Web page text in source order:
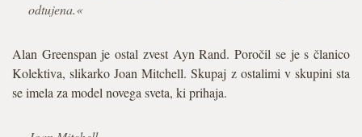
odtujena.«
Alan Greenspan je ostal zvest Ayn Rand. Poročil se je s članico
Kolektiva, slikarko Joan Mitchell. Skupaj z ostalimi v skupini sta
se imela za model novega sveta, ki prihaja.